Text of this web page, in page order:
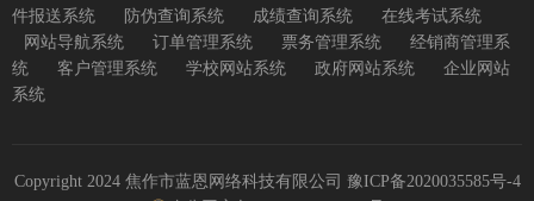
件报送系统
防伪查询系统 成绩查询系统
在线考试系统
网站导航系统
订单管理系统 票务管理系统
经销商管理系
统
客户管理系统 学校网站系统 政府网站系统
企业网站
系统
Copyright 2024 焦作市蓝恩网络科技有限公司 豫ICP备2020035585号-4